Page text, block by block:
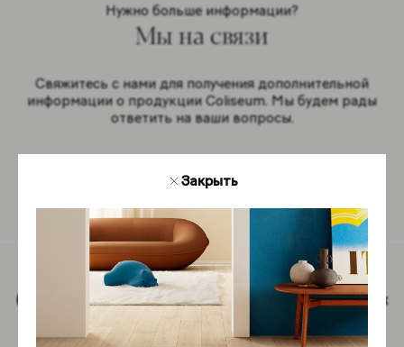
Нужно больше информации?
Мы на связи
Свяжитесь с нами для получения дополнительной
информации о продукции Coliseum. Мы будем рады
ответить на ваши вопросы.
Обратная связь
Закрыть
Наверх